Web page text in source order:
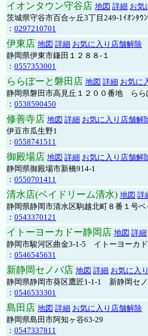
イオンタウン守谷店 地図 詳細 お気
茨城県守谷市百合ヶ丘3丁目249-1ｲｵﾝﾀｳ
： 0297210701
伊東店 地図 詳細 お気に入り店舗解除
静岡県伊東市鎌田１２８８-１
： 0557353001
ららぽーと磐田店 地図 詳細 お気に
静岡県磐田市高見丘１２００番地 ら
： 0538590450
修善寺店 地図 詳細 お気に入り店舗解
伊豆市瓜生野1
： 0558741511
御殿場店 地図 詳細 お気に入り店舗解
静岡県御殿場市新橋914-1
： 0550701411
清水店(ベイドリーム清水) 地図 詳
静岡県静岡市清水区駒越北町８番１号ベ
： 0543370121
イトーヨーカドー静岡店 地図 詳細
静岡市駿河区曲金3-1-5 イトーヨーカ
： 0546545631
新静岡セノバ店 地図 詳細 お気に入
静岡県静岡市葵区鷹匠1-1-1 新静岡セ
： 0546533301
島田店 地図 詳細 お気に入り店舗解除
静岡県島田市阿知ヶ谷63-29
： 0547337811